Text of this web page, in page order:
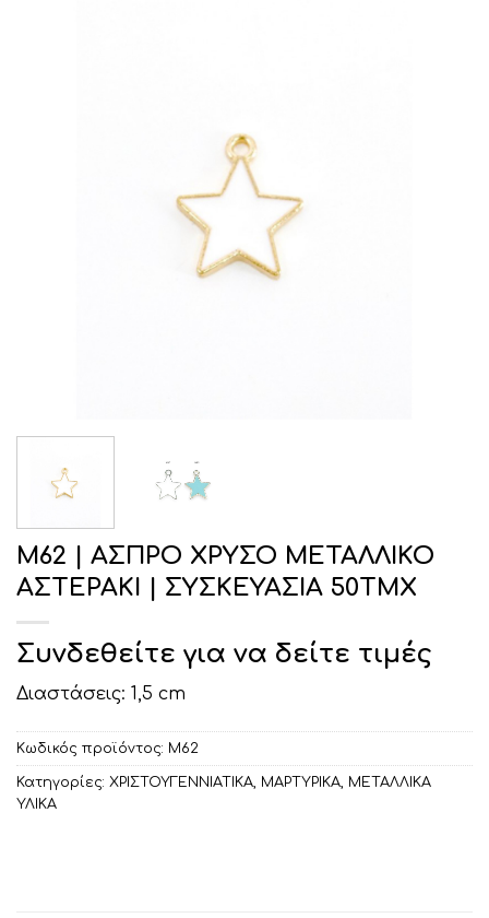
Μ62 | ΑΣΠΡΟ ΧΡΥΣΟ ΜΕΤΑΛΛΙΚΟ
ΑΣΤΕΡΑΚΙ | ΣΥΣΚΕΥΑΣΙΑ 50ΤΜΧ
Συνδεθείτε για να δείτε τιμές
Διαστάσεις: 1,5 cm
Κωδικός προϊόντος: Μ62
Κατηγορίες: ΧΡΙΣΤΟΥΓΕΝΝΙΑΤΙΚΑ ΜΑΡΤΥΡΙΚΑ ΜΕΤΑΛΛΙΚΑ
ΥΛΙΚΑ